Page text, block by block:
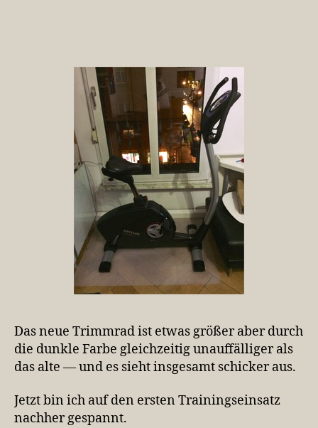
Das neue Trimmrad ist etwas größer aber durch
die dunkle Farbe gleichzeitig unauffälliger als
das alte — und es sieht insgesamt schicker aus.
Jetzt bin ich auf den ersten Trainingseinsatz
nachher gespannt.